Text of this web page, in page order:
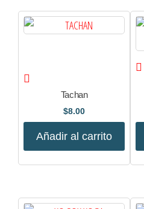
Tachan
$8.00
Añadir al carrito